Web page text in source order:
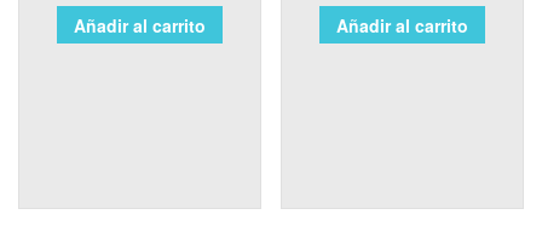
Añadir al carrito Añadir al carrito